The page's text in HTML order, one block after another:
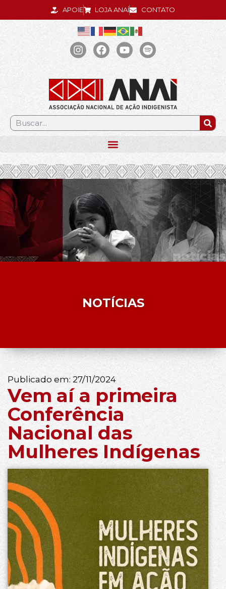
APOIE LOJA ANAÍ CONTATO
.
NOTÍCIAS
Publicado em: 27/11/2024
Vem aí a primeira
Conferência
Nacional das
Mulheres Indígenas